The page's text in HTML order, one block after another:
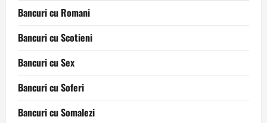
Bancuri cu Romani
Bancuri cu Scotieni
Bancuri cu Sex
Bancuri cu Soferi
Bancuri cu Somalezi